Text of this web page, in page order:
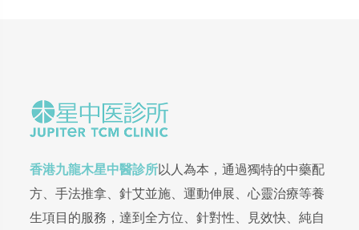
香港九龍木星中醫診所以人為本，通過獨特的中藥配
方、手法推拿、針艾並施、運動伸展、心靈治療等養
生項目的服務，達到全方位、針對性、見效快、純自